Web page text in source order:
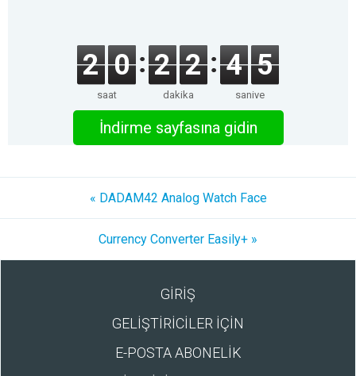
2 0
saat
2 2
dakika
4 5
saniye
İndirme sayfasına gidin
« DADAM42 Analog Watch Face
Currency Converter Easily+ »
GİRİŞ
GELİŞTİRİCİLER İÇİN
E-POSTA ABONELİK